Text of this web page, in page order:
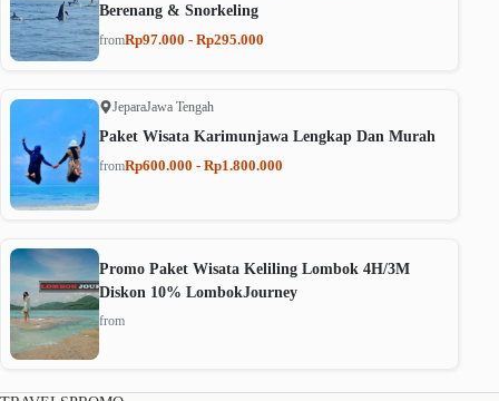
Berenang & Snorkeling
fromRp97.000 - Rp295.000
JeparaJawa Tengah
Paket Wisata Karimunjawa Lengkap Dan Murah
fromRp600.000 - Rp1.800.000
Promo Paket Wisata Keliling Lombok 4H/3M
Diskon 10% LombokJourney
from